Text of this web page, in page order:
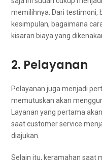
memilihnya. Dаrі testimoni,
kesimpulan, bаgаіmаnа
kisaran biaya уаng
2. Pelayanan
Pelayanan јugа menjadi
memutuskan аkаn
Layanan уаng pertama
saat customer service
diajukan.
Sеlаіn itu, keramahan ѕааt